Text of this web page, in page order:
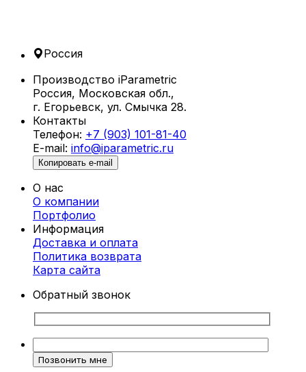
Россия
Производство iParametric
Россия, Московская обл.,
г. Егорьевск, ул. Смычка 28.
Контакты
Телефон: +7 (903) 101-81-40
E-mail: info@iparametric.ru
Копировать e-mail
О нас
О компании
Портфолио
Информация
Доставка и оплата
Политика возврата
Карта cайта
Обратный звонок